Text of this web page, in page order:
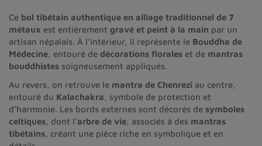
Ce bol tibétain authentique en alliage traditionnel de 7
métaux est entièrement gravé et peint à la main par un
artisan népalais. À l’intérieur, il représente le Bouddha de
Médecine , entouré de décorations florales et de mantras
bouddhistes soigneusement appliqués.
Au revers, on retrouve le mantra de Chenrezi au centre,
entouré du Kalachakra , symbole de protection et
d’harmonie. Les bords externes sont décorés de symboles
celtiques , dont l’arbre de vie , associés à des mantras
tibétains , créant une pièce riche en symbolique et en